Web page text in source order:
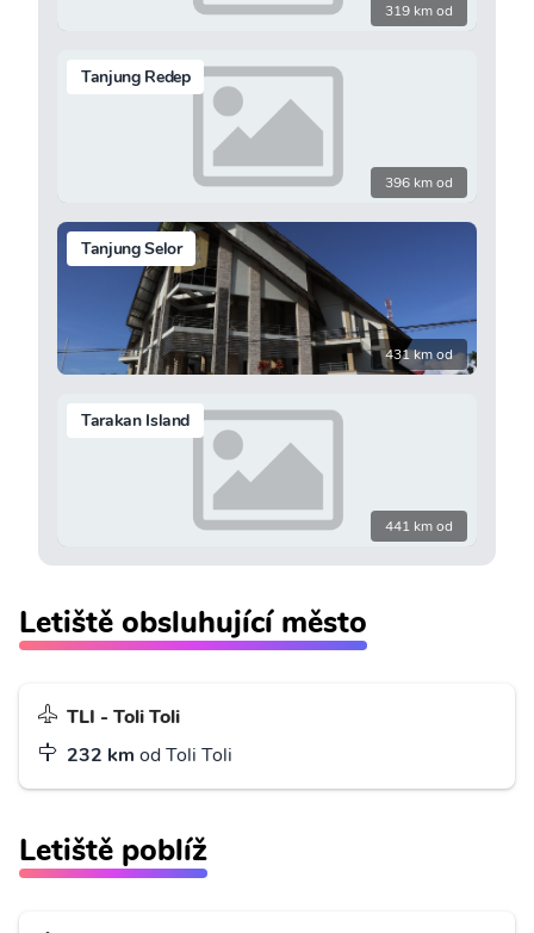
319 km od
Tanjung Redep
396 km od
Tanjung Selor
431 km od
Tarakan Island
441 km od
Letiště obsluhující město
TLI - Toli Toli
232 km od Toli Toli
Letiště poblíž